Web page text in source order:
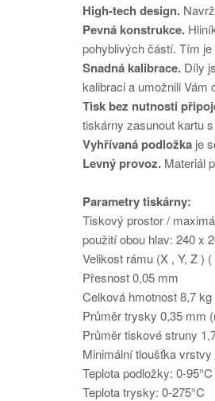
High-tech design.
Pevná konstrukce.
pohyblivých částí. Tím
Snadná kalibrace. Díly
kalibraci a umožnili Vám
Tisk bez nutnosti
tiskárny zasunout kartu
Vyhřívaná podložka je
Levný provoz. Materiál
Parametry tiskárny:
Tiskový prostor /
použití obou hlav: 240 x
Velikost rámu (X , Y, Z )
Přesnost 0,05 mm
Celková hmotnost 8,7 kg
Průměr trysky 0,35 mm
Průměr tiskové struny
Minimální tloušťka vrstvy
Teplota podložky: 0-
Teplota trysky: 0-275°C